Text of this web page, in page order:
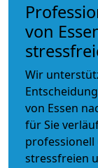
von
Wir
von Essen
für Sie
professionell
stressfreien